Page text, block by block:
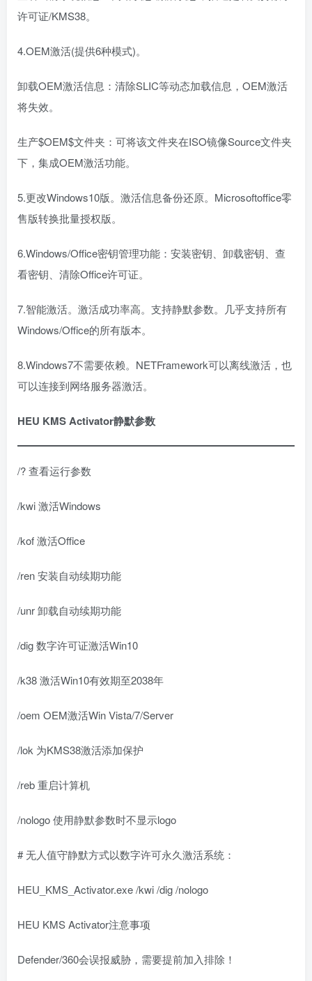
许可证/KMS38。
4.OEM激活(提供6种模式)。
卸载OEM激活信息：清除SLIC等动态加载信息，OEM激活
将失效。
生产$OEM$文件夹：可将该文件夹在ISO镜像Source文件夹
下，集成OEM激活功能。
5.更改Windows10版。激活信息备份还原。Microsoftoffice零
售版转换批量授权版。
6.Windows/Office密钥管理功能：安装密钥、卸载密钥、查
看密钥、清除Office许可证。
7.智能激活。激活成功率高。支持静默参数。几乎支持所有
Windows/Office的所有版本。
8.Windows7不需要依赖。NETFramework可以离线激活，也
可以连接到网络服务器激活。
HEU KMS Activator静默参数
/? 查看运行参数
/kwi 激活Windows
/kof 激活Office
/ren 安装自动续期功能
/unr 卸载自动续期功能
/dig 数字许可证激活Win10
/k38 激活Win10有效期至2038年
/oem OEM激活Win Vista/7/Server
/lok 为KMS38激活添加保护
/reb 重启计算机
/nologo 使用静默参数时不显示logo
# 无人值守静默方式以数字许可永久激活系统：
HEU_KMS_Activator.exe /kwi /dig /nologo
HEU KMS Activator注意事项
Defender/360会误报威胁，需要提前加入排除！